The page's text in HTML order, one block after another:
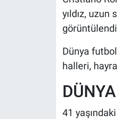
yıldız,
Dünya
halleri,
41
Bilim, Teknoloji